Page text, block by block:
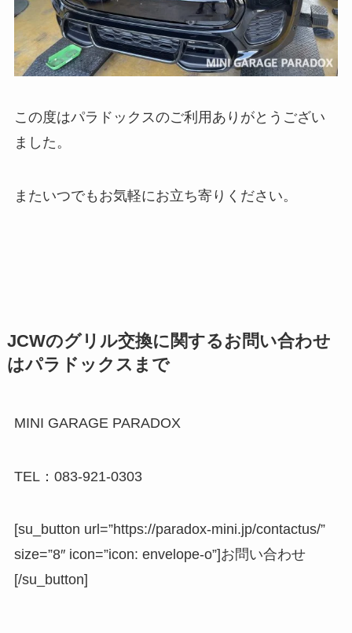
この度はパラドックスのご利用ありがとうござい
ました。
またいつでもお気軽にお立ち寄りください。
JCWのグリル交換に関するお問い合わせ
はパラドックスまで
MINI GARAGE PARADOX
TEL：083-921-0303
[su_button url=”https://paradox-mini.jp/contactus/”
size=”8″ icon=”icon: envelope-o”]お問い合わせ
[/su_button]